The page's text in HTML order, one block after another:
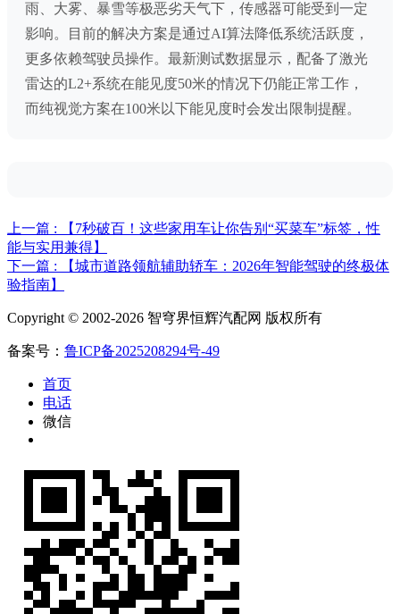
雨、大雾、暴雪等极恶劣天气下，传感器可能受到一定
影响。目前的解决方案是通过AI算法降低系统活跃度，
更多依赖驾驶员操作。最新测试数据显示，配备了激光
雷达的L2+系统在能见度50米的情况下仍能正常工作，
而纯视觉方案在100米以下能见度时会发出限制提醒。
上一篇 : 【7秒破百！这些家用车让你告别“买菜车”标签，性
能与实用兼得】
下一篇 : 【城市道路领航辅助轿车：2026年智能驾驶的终极体
验指南】
Copyright © 2002-2026 智穹界恒辉汽配网 版权所有
备案号： 鲁ICP备2025208294号-49
首页
电话
微信